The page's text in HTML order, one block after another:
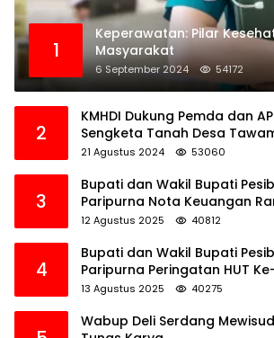
1
Keperawatan: Pilar
Masyarakat
6 September 2024 54172
2
KMHDI Dukung Pemda dan
Sengketa Tanah Desa
21 Agustus 2024 53060
3
Bupati dan Wakil Bupati
Paripurna Nota Keuangan
Perubahan TA 2025
12 Agustus 2025 40812
4
Bupati dan Wakil Bupati
Paripurna Peringatan HUT
13 Agustus 2025 40275
Wabup Deli Serdang